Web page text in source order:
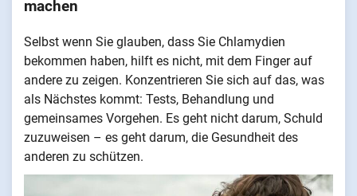
machen
Selbst wenn Sie glauben, dass Sie Chlamydien
bekommen haben, hilft es nicht, mit dem Finger auf
andere zu zeigen. Konzentrieren Sie sich auf das, was
als Nächstes kommt: Tests, Behandlung und
gemeinsames Vorgehen. Es geht nicht darum, Schuld
zuzuweisen – es geht darum, die Gesundheit des
anderen zu schützen.